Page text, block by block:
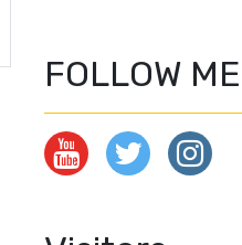
FOLLOW ME